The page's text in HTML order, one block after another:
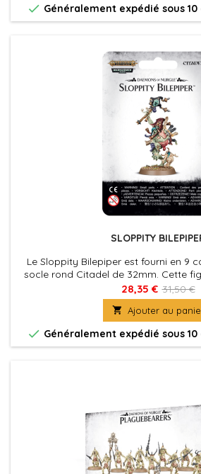
 Généralement expédié sous 10
SLOPPITY
Le Sloppity Bilepiper est fourni en 9
socle rond Citadel de 32mm. Cette
les armées de Warhammer Age
Warhammer
28,35 € 31,50 €
 Ajouter au
 Généralement expédié sous 10